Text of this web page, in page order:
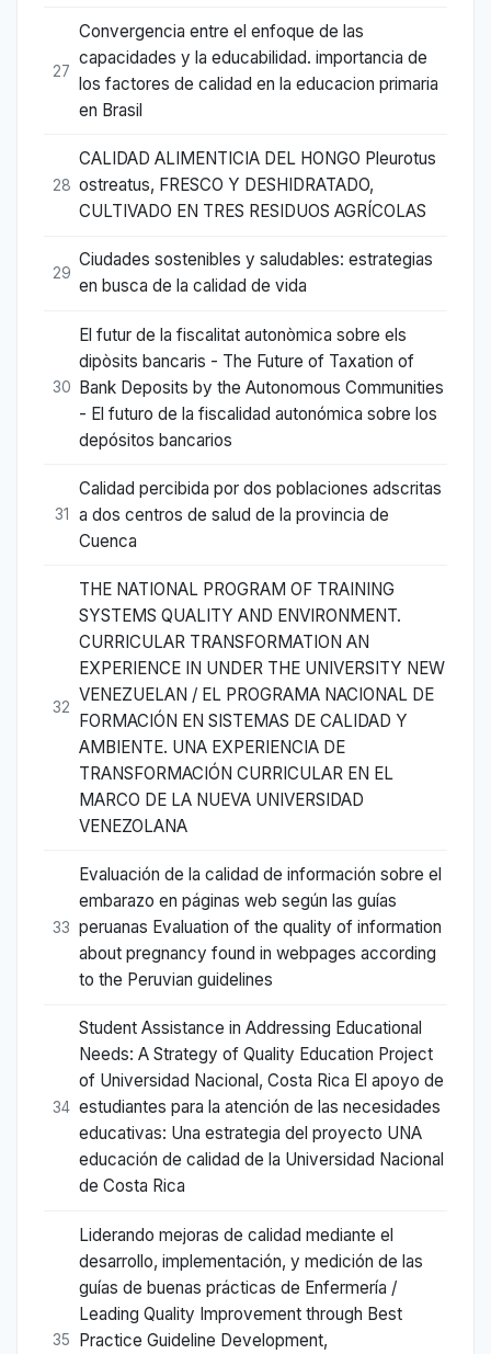
27
Convergencia entre el enfoque de las
capacidades y la educabilidad. importancia de
los factores de calidad en la educacion primaria
en Brasil
28
CALIDAD ALIMENTICIA DEL HONGO Pleurotus
ostreatus, FRESCO Y DESHIDRATADO,
CULTIVADO EN TRES RESIDUOS AGRÍCOLAS
29
Ciudades sostenibles y saludables: estrategias
en busca de la calidad de vida
30
El futur de la fiscalitat autonòmica sobre els
dipòsits bancaris - The Future of Taxation of
Bank Deposits by the Autonomous Communities
- El futuro de la fiscalidad autonómica sobre los
depósitos bancarios
31
Calidad percibida por dos poblaciones adscritas
a dos centros de salud de la provincia de
Cuenca
32
THE NATIONAL PROGRAM OF TRAINING
SYSTEMS QUALITY AND ENVIRONMENT.
CURRICULAR TRANSFORMATION AN
EXPERIENCE IN UNDER THE UNIVERSITY NEW
VENEZUELAN / EL PROGRAMA NACIONAL DE
FORMACIÓN EN SISTEMAS DE CALIDAD Y
AMBIENTE. UNA EXPERIENCIA DE
TRANSFORMACIÓN CURRICULAR EN EL
MARCO DE LA NUEVA UNIVERSIDAD
VENEZOLANA
33
Evaluación de la calidad de información sobre el
embarazo en páginas web según las guías
peruanas Evaluation of the quality of information
about pregnancy found in webpages according
to the Peruvian guidelines
34
Student Assistance in Addressing Educational
Needs: A Strategy of Quality Education Project
of Universidad Nacional, Costa Rica El apoyo de
estudiantes para la atención de las necesidades
educativas: Una estrategia del proyecto UNA
educación de calidad de la Universidad Nacional
de Costa Rica
35
Liderando mejoras de calidad mediante el
desarrollo, implementación, y medición de las
guías de buenas prácticas de Enfermería /
Leading Quality Improvement through Best
Practice Guideline Development,